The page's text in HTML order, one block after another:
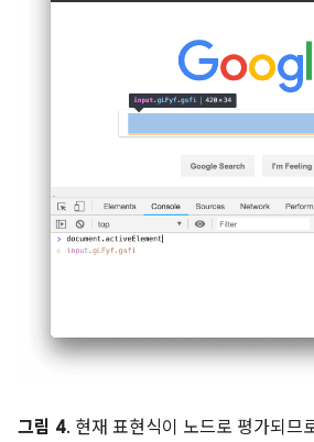
그림 4. 현재 표현식이 노드로 평가되므